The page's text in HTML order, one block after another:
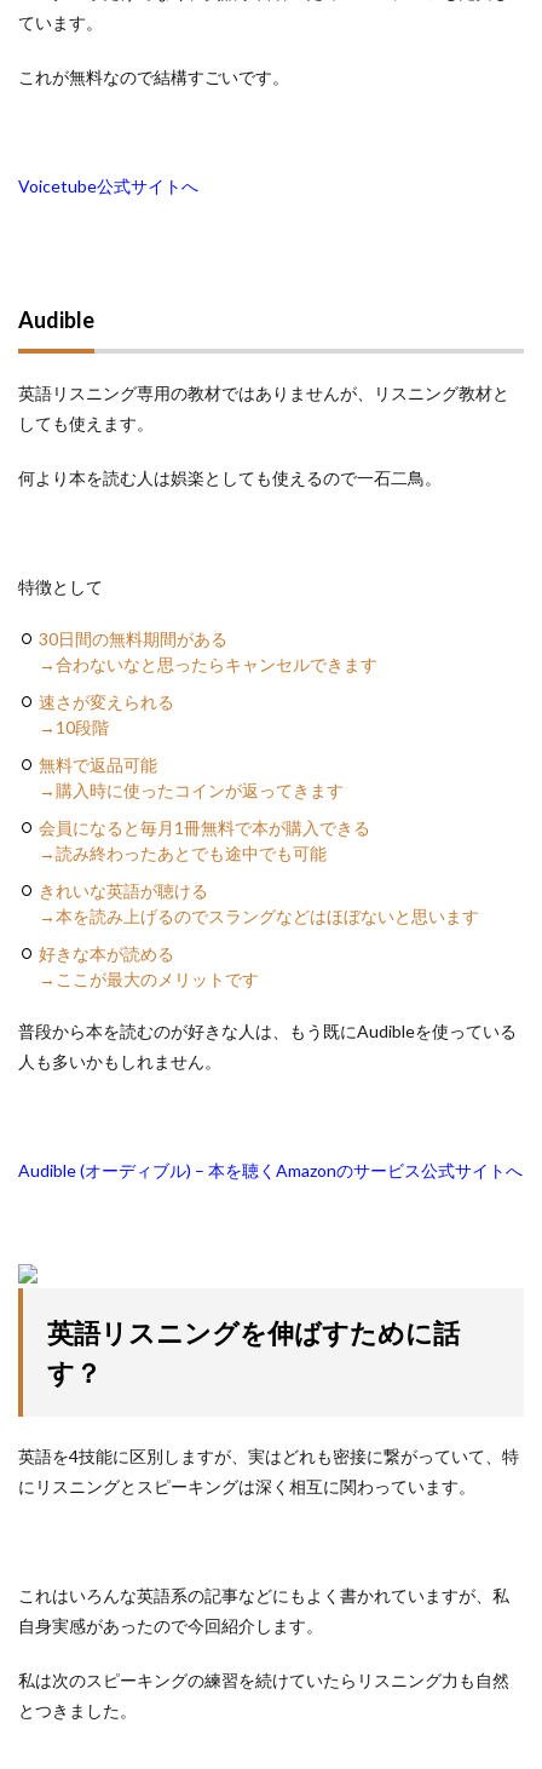
ています。
これが無料なので結構すごいです。
Voicetube公式サイトへ
Audible
英語リスニング専用の教材ではありませんが、リスニング教材と
しても使えます。
何より本を読む人は娯楽としても使えるので一石二鳥。
特徴として
30日間の無料期間がある
→合わないなと思ったらキャンセルできます
速さが変えられる
→10段階
無料で返品可能
→購入時に使ったコインが返ってきます
会員になると毎月1冊無料で本が購入できる
→読み終わったあとでも途中でも可能
きれいな英語が聴ける
→本を読み上げるのでスラングなどはほぼないと思います
好きな本が読める
→ここが最大のメリットです
普段から本を読むのが好きな人は、もう既にAudibleを使っている
人も多いかもしれません。
Audible (オーディブル) – 本を聴くAmazonのサービス公式サイトへ
英語リスニングを伸ばすために話
す？
英語を4技能に区別しますが、実はどれも密接に繋がっていて、特
にリスニングとスピーキングは深く相互に関わっています。
これはいろんな英語系の記事などにもよく書かれていますが、私
自身実感があったので今回紹介します。
私は次のスピーキングの練習を続けていたらリスニング力も自然
とつきました。